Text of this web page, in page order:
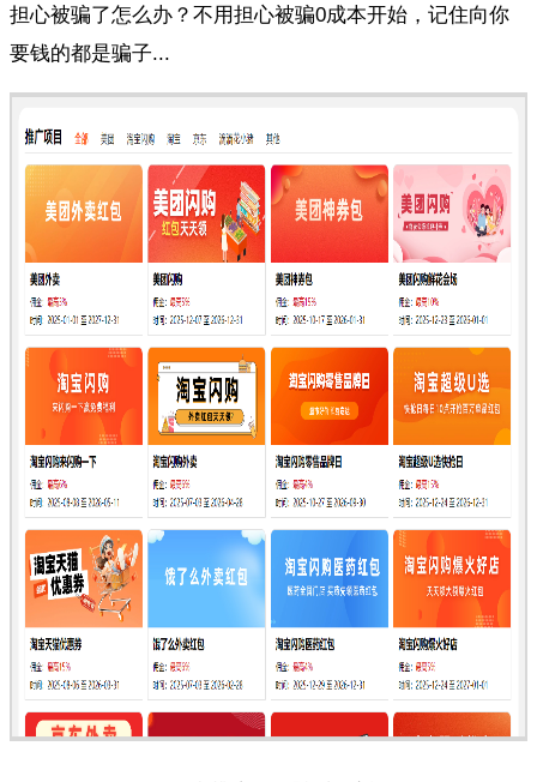
担心被骗了怎么办？不用担心被骗0成本开始，记住向你
要钱的都是骗子...